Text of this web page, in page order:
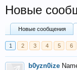
Новые
Новые сообщения
1 2 3 4 5 6
b0yzn0ize